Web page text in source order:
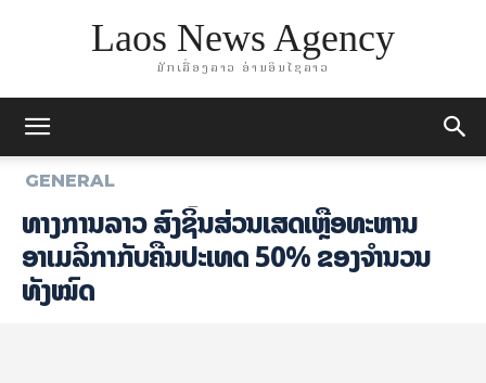
Laos News Agency
ມັກເລື່ອງລາວ ອ່ານອິນໄຊລາວ
GENERAL
ທາງການລາວ ສົ່ງຊິ້ນສ່ວນເສດເຫຼືອທະຫານ
ອາເມລິກາກັບຄືນປະເທດ 50% ຂອງຈໍານວນ
ທັງໝົດ